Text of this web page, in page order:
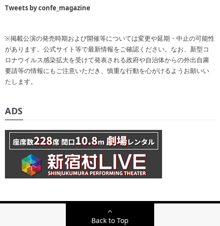
Tweets by confe_magazine
※掲載公演の発売時期および開催等については変更や延期・中止の可能性
があります。公式サイト等で最新情報をご確認ください。なお、新型コ
ロナウイルス感染拡大を受けて発表される政府や自治体からの外出自粛
要請等の情報にもご注意いただき、慎重な行動を心がけるようお願いい
たします。
ADS
Back to Top